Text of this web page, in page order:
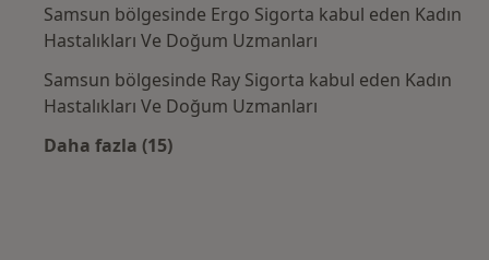
Samsun bölgesinde Ergo Sigorta kabul eden Kadın
Hastalıkları Ve Doğum Uzmanları
Samsun bölgesinde Ray Sigorta kabul eden Kadın
Hastalıkları Ve Doğum Uzmanları
Daha fazla (15)